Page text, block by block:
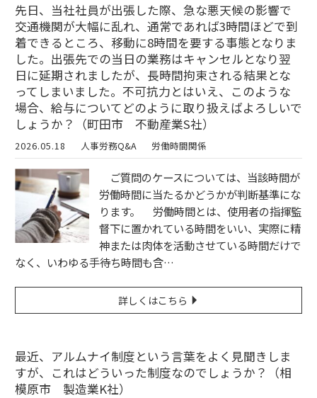
先日、当社社員が出張した際、急な悪天候の影響で
交通機関が大幅に乱れ、通常であれば3時間ほどで到
着できるところ、移動に8時間を要する事態となりま
した。出張先での当日の業務はキャンセルとなり翌
日に延期されましたが、長時間拘束される結果とな
ってしまいました。不可抗力とはいえ、このような
場合、給与についてどのように取り扱えばよろしいで
しょうか？（町田市 不動産業S社）
2026.05.18 人事労務Q&A 労働時間関係
ご質問のケースについては、当該時間が
労働時間に当たるかどうかが判断基準にな
ります。 労働時間とは、使用者の指揮監
督下に置かれている時間をいい、実際に精
神または肉体を活動させている時間だけで
なく、いわゆる手待ち時間も含…
詳しくはこちら
最近、アルムナイ制度という言葉をよく見聞きしま
すが、これはどういった制度なのでしょうか？（相
模原市 製造業K社）